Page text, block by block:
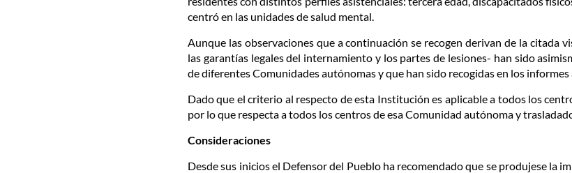
centró en las unidades de salud mental.
Aunque las observaciones que a continuación se recogen derivan de la citada
las garantías legales del internamiento y los partes de lesiones- han sido
de diferentes Comunidades autónomas y que han sido recogidas en los informes
Dado que el criterio al respecto de esta Institución es aplicable a todos los
por lo que respecta a todos los centros de esa Comunidad autónoma y
Consideraciones
Desde sus inicios el Defensor del Pueblo ha recomendado que se produjese la